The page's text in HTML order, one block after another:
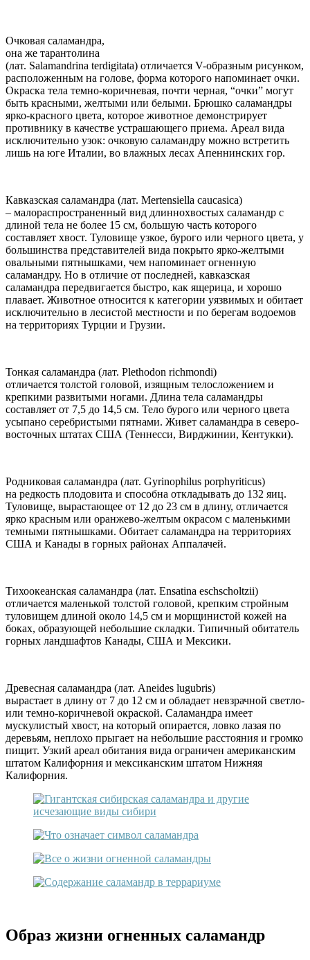
Очковая саламандра,
она же тарантолина
(лат. Salamandrina terdigitata) отличается V-образным рисунком,
расположенным на голове, форма которого напоминает очки.
Окраска тела темно-коричневая, почти черная, “очки” могут
быть красными, желтыми или белыми. Брюшко саламандры
ярко-красного цвета, которое животное демонстрирует
противнику в качестве устрашающего приема. Ареал вида
исключительно узок: очковую саламандру можно встретить
лишь на юге Италии, во влажных лесах Апеннинских гор.
Кавказская саламандра (лат. Mertensiella caucasica)
– малораспространенный вид длиннохвостых саламандр с
длиной тела не более 15 см, большую часть которого
составляет хвост. Туловище узкое, бурого или черного цвета, у
большинства представителей вида покрыто ярко-желтыми
овальными пятнышками, чем напоминает огненную
саламандру. Но в отличие от последней, кавказская
саламандра передвигается быстро, как ящерица, и хорошо
плавает. Животное относится к категории уязвимых и обитает
исключительно в лесистой местности и по берегам водоемов
на территориях Турции и Грузии.
Тонкая саламандра (лат. Plethodon richmondi)
отличается толстой головой, изящным телосложением и
крепкими развитыми ногами. Длина тела саламандры
составляет от 7,5 до 14,5 см. Тело бурого или черного цвета
усыпано серебристыми пятнами. Живет саламандра в северо-
восточных штатах США (Теннесси, Вирджинии, Кентукки).
Родниковая саламандра (лат. Gyrinophilus porphyriticus)
на редкость плодовита и способна откладывать до 132 яиц.
Туловище, вырастающее от 12 до 23 см в длину, отличается
ярко красным или оранжево-желтым окрасом с маленькими
темными пятнышками. Обитает саламандра на территориях
США и Канады в горных районах Аппалачей.
Тихоокеанская саламандра (лат. Ensatina eschscholtzii)
отличается маленькой толстой головой, крепким стройным
туловищем длиной около 14,5 см и морщинистой кожей на
боках, образующей небольшие складки. Типичный обитатель
горных ландшафтов Канады, США и Мексики.
Древесная саламандра (лат. Aneides lugubris)
вырастает в длину от 7 до 12 см и обладает невзрачной светло-
или темно-коричневой окраской. Саламандра имеет
мускулистый хвост, на который опирается, ловко лазая по
деревьям, неплохо прыгает на небольшие расстояния и громко
пищит. Узкий ареал обитания вида ограничен американским
штатом Калифорния и мексиканским штатом Нижняя
Калифорния.
Образ жизни огненных саламандр